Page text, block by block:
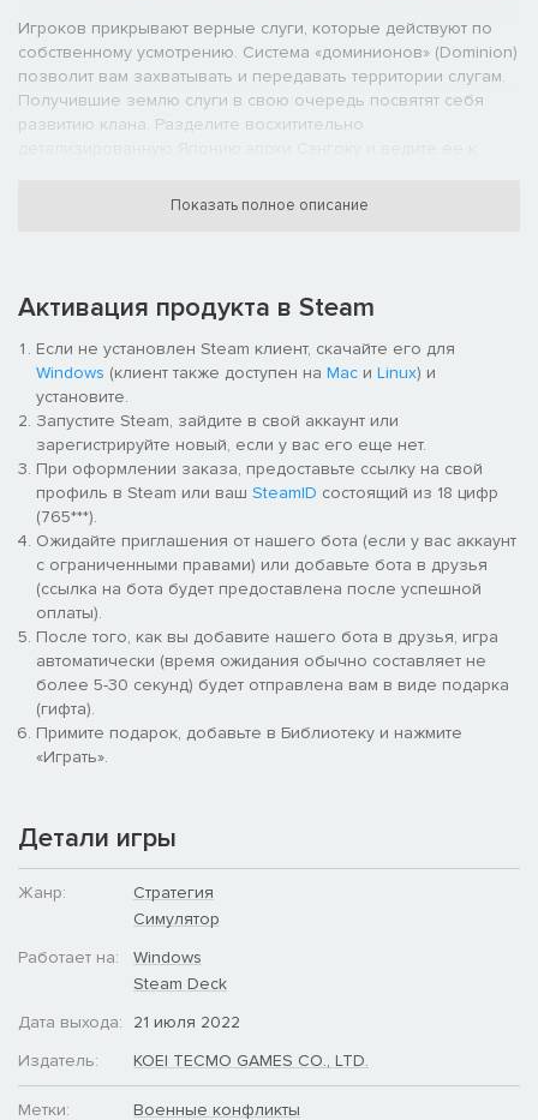
Игроков прикрывают верные слуги, которые действуют по
собственному усмотрению. Система «доминионов» (Dominion)
позволит вам захватывать и передавать территории слугам.
Получившие землю слуги в свою очередь посвятят себя
развитию клана. Разделите восхитительно
Будет добавлено свыше 2200 офицеров — столько не
новые возможности, в том числе сценарии, события, правила
включая функцию редактирования, позволяющую менять
Показать полное описание
Активация продукта в Steam
Если не установлен Steam клиент, скачайте его для
Windows (клиент также доступен на Mac и Linux) и
установите.
Запустите Steam, зайдите в свой аккаунт или
зарегистрируйте новый, если у вас его еще нет.
При оформлении заказа, предоставьте ссылку на свой
профиль в Steam или ваш SteamID состоящий из 18 цифр
(765***).
Ожидайте приглашения от нашего бота (если у вас аккаунт
с ограниченными правами) или добавьте бота в друзья
(ссылка на бота будет предоставлена после успешной
оплаты).
После того, как вы добавите нашего бота в друзья, игра
автоматически (время ожидания обычно составляет не
более 5-30 секунд) будет отправлена вам в виде подарка
(гифта).
Примите подарок, добавьте в Библиотеку и нажмите
«Играть».
Детали игры
Жанр:
Стратегия
Симулятор
Работает на:
Windows
Steam Deck
Дата выхода:
21 июля 2022
Издатель:
KOEI TECMO GAMES CO., LTD.
Метки: Военные конфликты